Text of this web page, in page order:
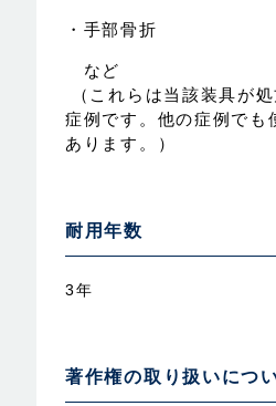
・手部骨折
など
（これらは当該装具が
症例です。他の症例でも
あります。）
耐用年数
3年
著作権の取り扱いにつ